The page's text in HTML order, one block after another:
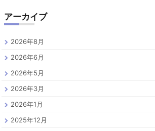
アーカイブ
2026年8月
2026年6月
2026年5月
2026年3月
2026年1月
2025年12月